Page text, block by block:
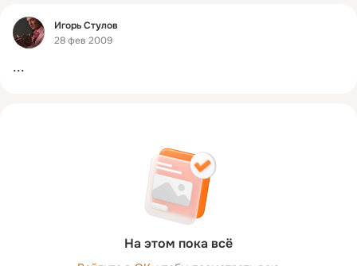
Фид
Игорь Стулов
28 фев 2009
...
На этом пока всё